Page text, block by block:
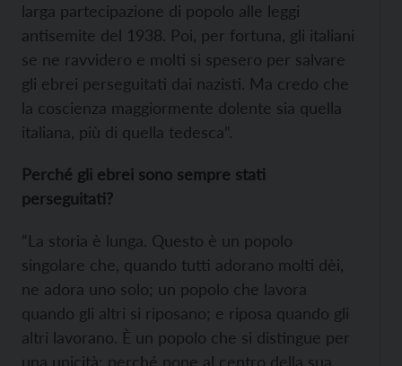
larga partecipazione di popolo alle leggi
antisemite del 1938. Poi, per fortuna, gli italiani
se ne ravvidero e molti si spesero per salvare
gli ebrei perseguitati dai nazisti. Ma credo che
la coscienza maggiormente dolente sia quella
italiana, più di quella tedesca”.
Perché gli ebrei sono sempre stati
perseguitati?
“La storia è lunga. Questo è un popolo
singolare che, quando tutti adorano molti dèi,
ne adora uno solo; un popolo che lavora
quando gli altri si riposano; e riposa quando gli
altri lavorano. È un popolo che si distingue per
una unicità: perché pone al centro della sua